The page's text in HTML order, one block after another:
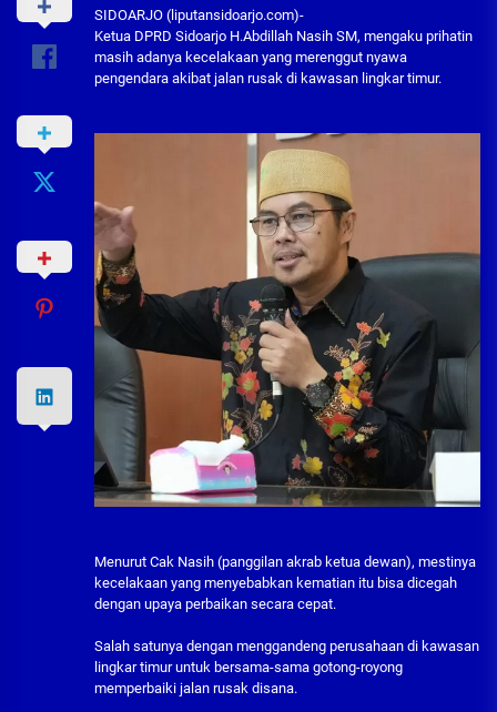
SIDOARJO (liputansidoarjo.com)-
Ketua DPRD Sidoarjo H.Abdillah Nasih SM, mengaku prihatin
masih adanya kecelakaan yang merenggut nyawa
pengendara akibat jalan rusak di kawasan lingkar timur.
Menurut Cak Nasih (panggilan akrab ketua dewan), mestinya
kecelakaan yang menyebabkan kematian itu bisa dicegah
dengan upaya perbaikan secara cepat.
Salah satunya dengan menggandeng perusahaan di kawasan
lingkar timur untuk bersama-sama gotong-royong
memperbaiki jalan rusak disana.